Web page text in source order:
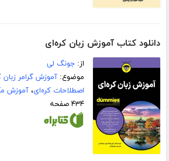
دانلود کتاب آموزش زبان کره‌ای
از:جونگ لی
موضوع:آموزش گرامر زبان
اصطلاحات کره‌ای،آموزش
۴۳۴ صفحه